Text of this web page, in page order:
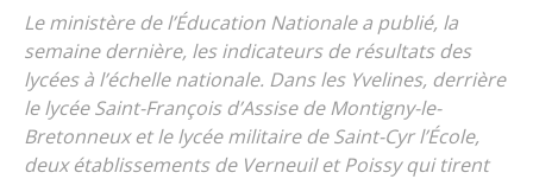
Le ministère de l’Éducation Nationale a publié, la
semaine dernière, les indicateurs de résultats des
lycées à l’échelle nationale. Dans les Yvelines, derrière
le lycée Saint-François d’Assise de Montigny-le-
Bretonneux et le lycée militaire de Saint-Cyr l’École,
deux établissements de Verneuil et Poissy qui tirent